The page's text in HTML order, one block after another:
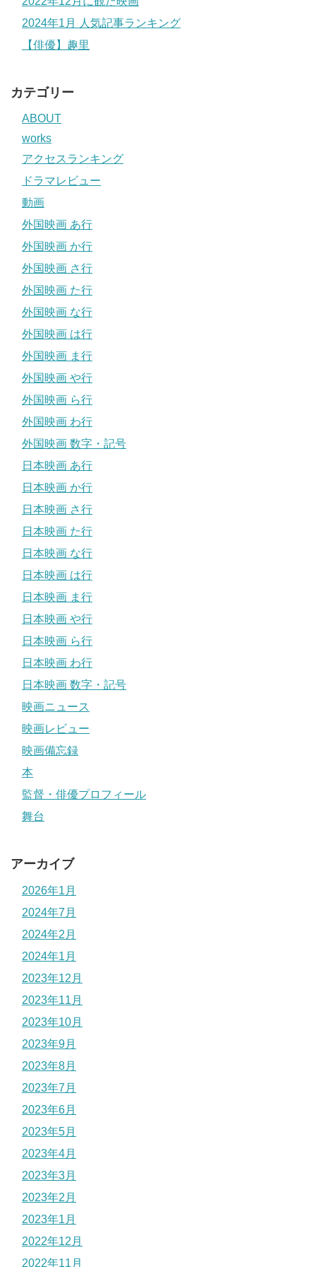
2024年1月 人気記事ランキング
【俳優】趣里
カテゴリー
ABOUT
works
アクセスランキング
ドラマレビュー
動画
外国映画 あ行
外国映画 か行
外国映画 さ行
外国映画 た行
外国映画 な行
外国映画 は行
外国映画 ま行
外国映画 や行
外国映画 ら行
外国映画 わ行
外国映画 数字・記号
日本映画 あ行
日本映画 か行
日本映画 さ行
日本映画 た行
日本映画 な行
日本映画 は行
日本映画 ま行
日本映画 や行
日本映画 ら行
日本映画 わ行
日本映画 数字・記号
映画ニュース
映画レビュー
映画備忘録
本
監督・俳優プロフィール
舞台
アーカイブ
2026年1月
2024年7月
2024年2月
2024年1月
2023年12月
2023年11月
2023年10月
2023年9月
2023年8月
2023年7月
2023年6月
2023年5月
2023年4月
2023年3月
2023年2月
2023年1月
2022年12月
2022年11月